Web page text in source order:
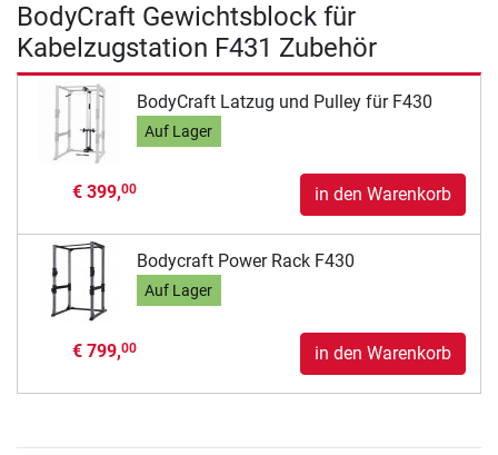
BodyCraft Gewichtsblock für
Kabelzugstation F431 Zubehör
BodyCraft Latzug und Pulley für F430
Auf Lager
€ 399,00 in den Warenkorb
Bodycraft Power Rack F430
Auf Lager
€ 799,00 in den Warenkorb